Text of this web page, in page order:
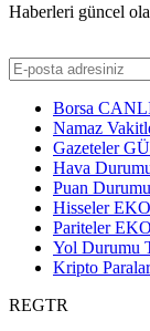
Haberleri güncel
Borsa
Namaz
Gazeteler
Hava
Puan Durumu
Hisseler
Pariteler
Yol Durumu
Kripto
REGTR